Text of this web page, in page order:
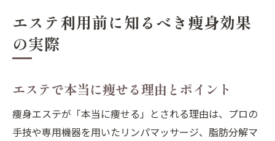
エステ利用前に知るべき痩身効果
の実際
エステで本当に痩せる理由とポイント
痩身エステが「本当に痩せる」とされる理由は、プロの
手技や専用機器を用いたリンパマッサージ、脂肪分解マ